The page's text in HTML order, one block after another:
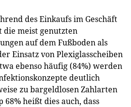
des Einkaufs im Geschäft
die meist genutzten
auf dem Fußboden als
Einsatz von Plexiglasscheiben
ebenso häufig (84%) werden
deutlich
zu bargeldlosen Zahlarten
68% heißt dies auch, dass